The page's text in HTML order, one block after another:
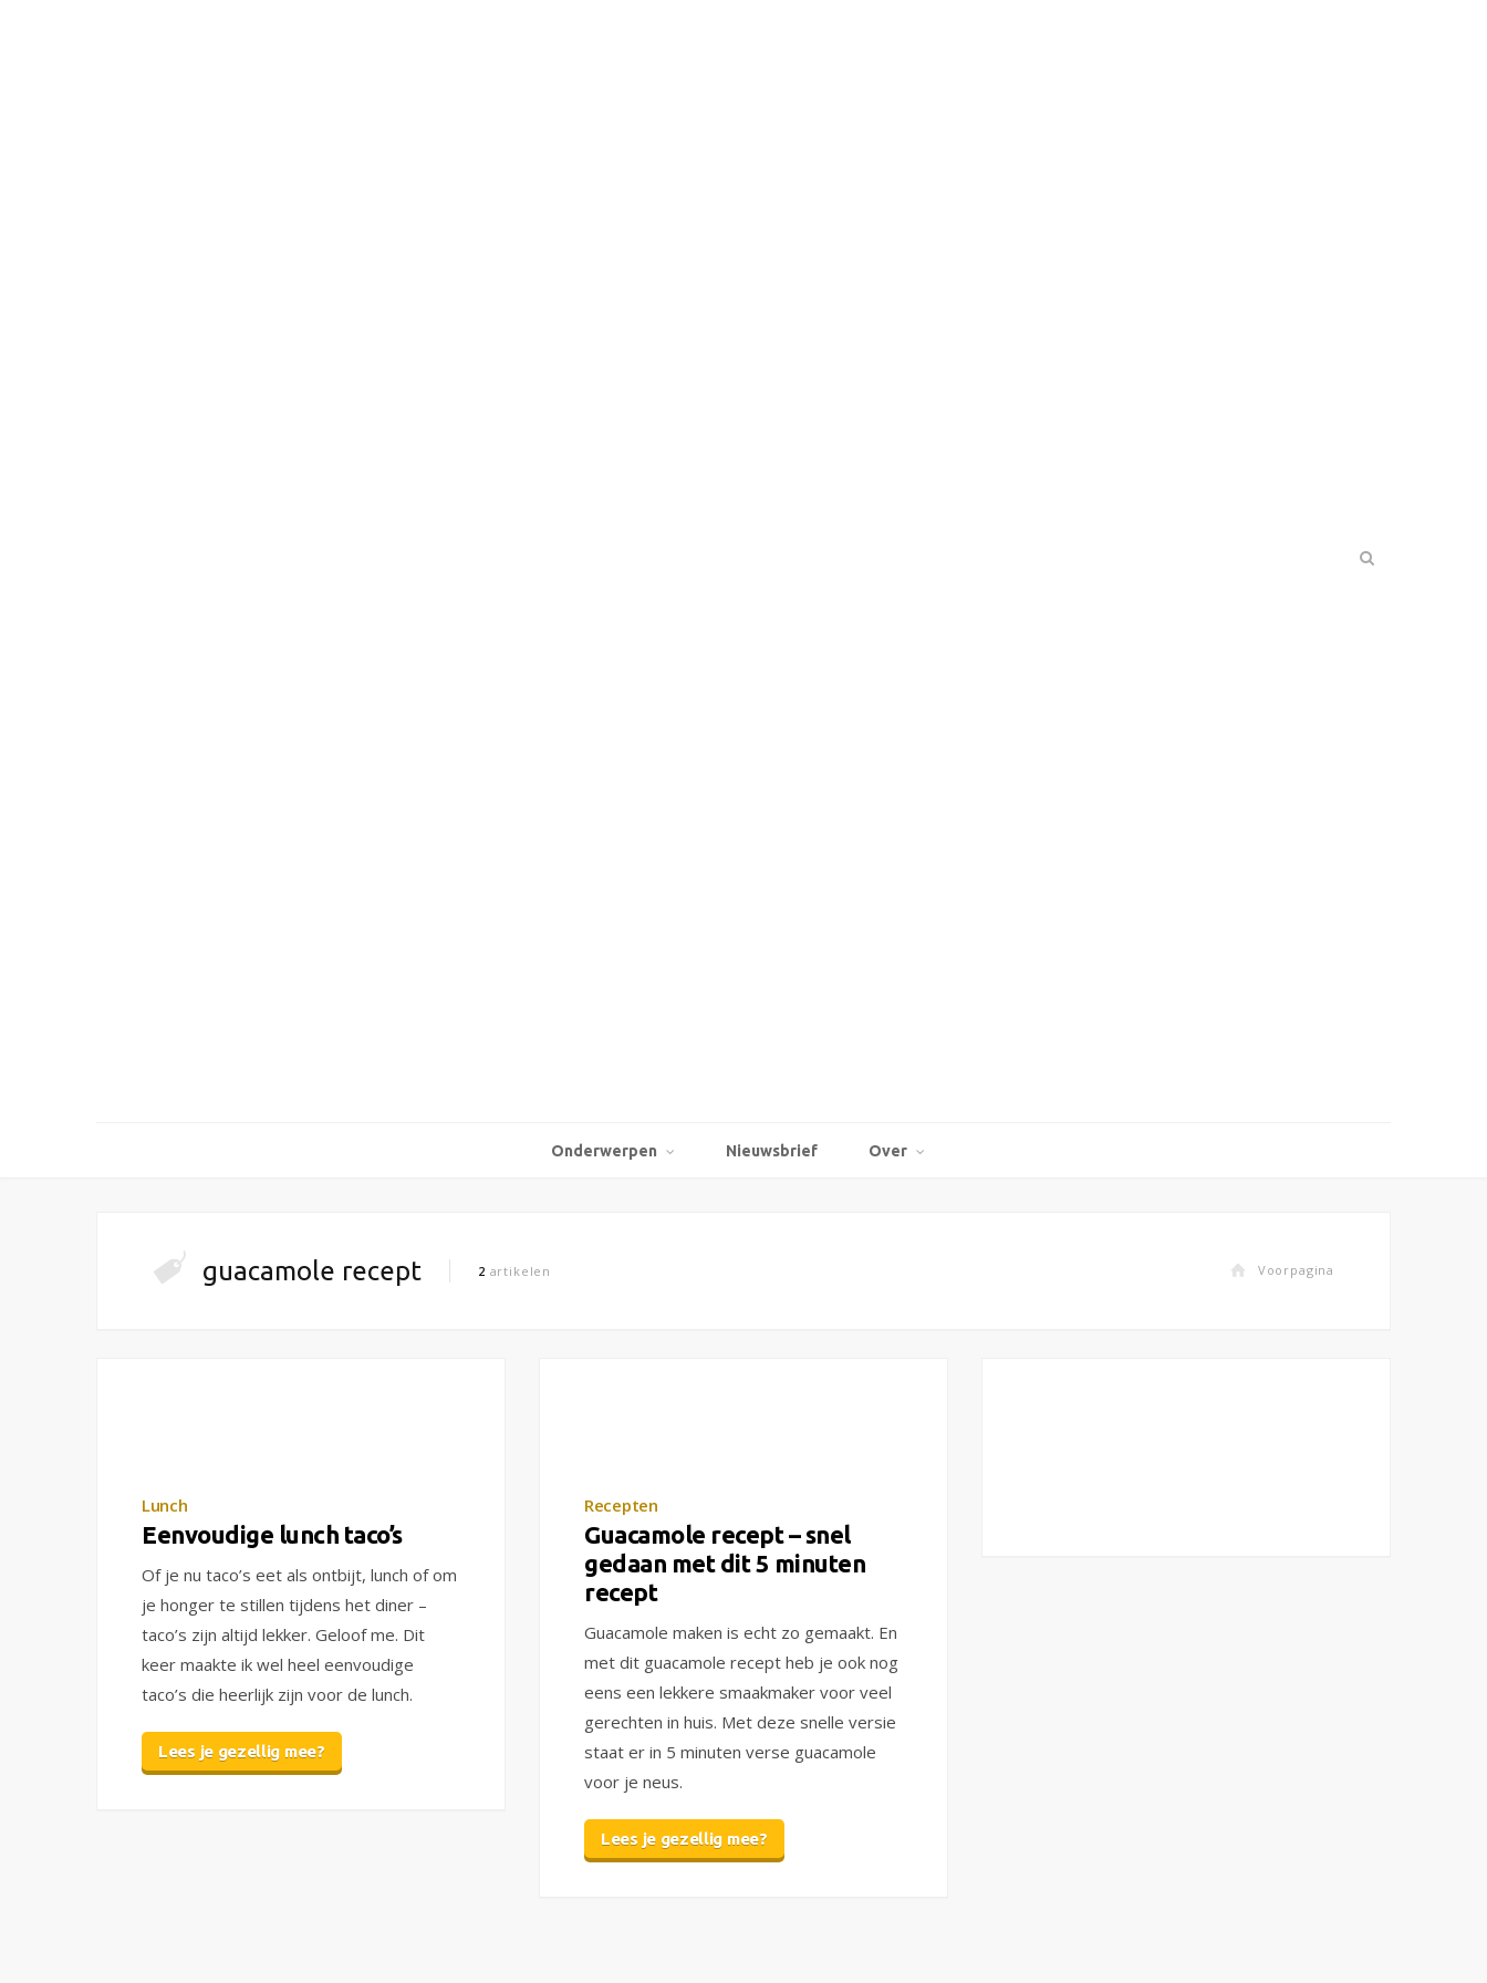
Onderwerpen Nieuwsbrief Over
guacamole recept 2 artikelen Voorpagina
Lunch
Eenvoudige lunch taco’s
Of je nu taco’s eet als ontbijt, lunch of om
je honger te stillen tijdens het diner –
taco’s zijn altijd lekker. Geloof me. Dit
keer maakte ik wel heel eenvoudige
taco’s die heerlijk zijn voor de lunch.
Lees je gezellig mee?
Recepten
Guacamole recept – snel
gedaan met dit 5 minuten
recept
Guacamole maken is echt zo gemaakt. En
met dit guacamole recept heb je ook nog
eens een lekkere smaakmaker voor veel
gerechten in huis. Met deze snelle versie
staat er in 5 minuten verse guacamole
voor je neus.
Lees je gezellig mee?